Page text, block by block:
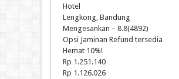
Hotel
Lengkong, Bandung
Mengesankan – 8.8(4892)
Opsi Jaminan Refund tersedia
Hemat 10%!
Rp 1.251.140
Rp 1.126.026